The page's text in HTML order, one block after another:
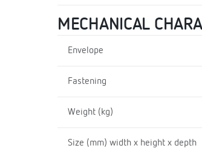
MECHANICAL
Envelope
Fastening
Weight (kg)
Size (mm) width x height x depth